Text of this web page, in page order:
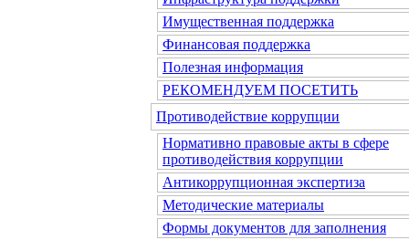
Имущественная поддержка
Финансовая поддержка
Полезная информация
РЕКОМЕНДУЕМ ПОСЕТИТЬ
Противодействие коррупции
Нормативно правовые акты в сфере
противодействия коррупции
Антикоррупционная экспертиза
Методические материалы
Формы документов для заполнения